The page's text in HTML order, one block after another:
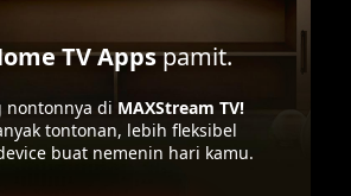
TV Appspamit.
nontonnya di MAXStream TV!
tontonan, lebih fleksibel
buat nemenin hari kamu.